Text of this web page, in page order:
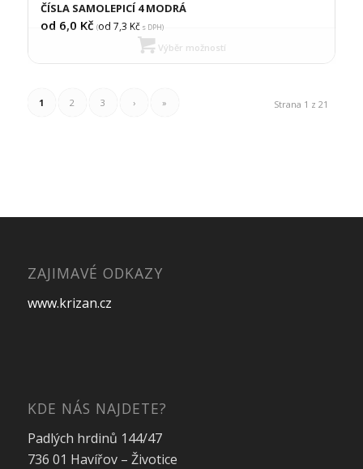
ČÍSLA SAMOLEPICÍ 4 MODRÁ
od 6,0 Kč (od 7,3 Kčs DPH)
Výběr možností
Strana 1 z 21
1 2 3 › »
ZAJIMAVÉ ODKAZY
www.krizan.cz
KDE NÁS NAJDETE?
Padlých hrdinů 144/47
736 01 Havířov – Životice